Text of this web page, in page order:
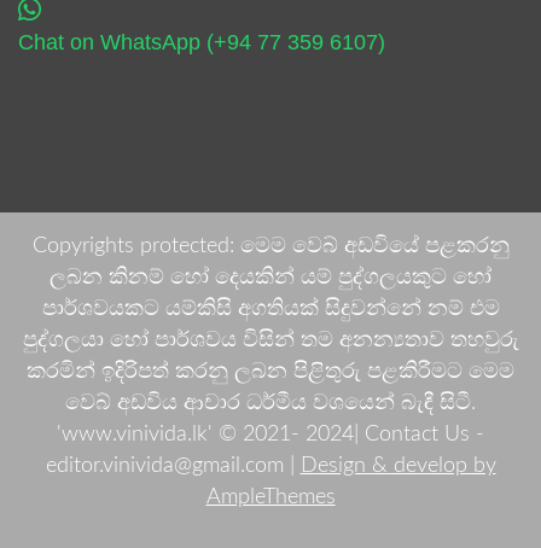
Chat on WhatsApp (+94 77 359 6107)
Copyrights protected: මෙම වෙබ් අඩවියේ පළකරනු
ලබන කිනම් හෝ දෙයකින් යම් පුද්ගලයකුට හෝ
පාර්ශවයකට යම්කිසි අගතියක් සිදුවන්නේ නම් එම
පුද්ගලයා හෝ පාර්ශවය විසින් තම අනන්‍යතාව තහවුරු
කරමින් ඉදිරිපත් කරනු ලබන පිළිතුරු පළකිරීමට මෙම
වෙබ් අඩවිය ආචාර ධර්මීය වශයෙන් බැඳී සිටී.
'www.vinivida.lk' © 2021- 2024| Contact Us -
editor.vinivida@gmail.com |
Design & develop by
AmpleThemes